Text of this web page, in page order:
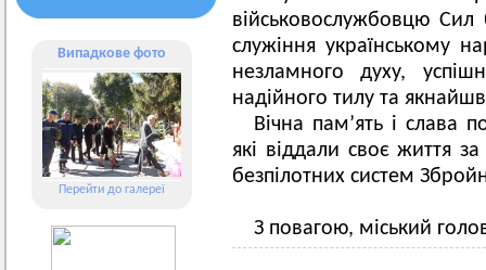
Випадкове фото
Перейти до галереї
військовослужбовцю Сил
служіння українському
незламного духу,
надійного тилу та
Вічна пам’ять і слава
які віддали своє життя
безпілотних систем
З повагою, міський